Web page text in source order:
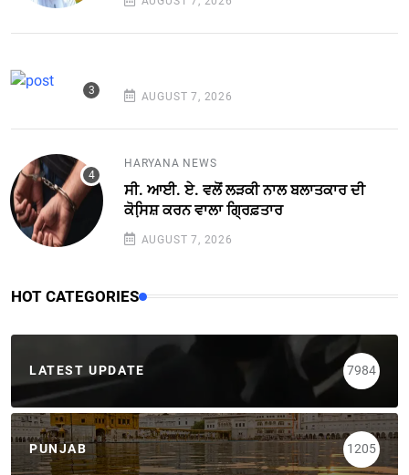
AUGUST 7, 2026
HARYANA NEWS
ਸੀ. ਆਈ. ਏ. ਵਲੋਂ ਲੜਕੀ ਨਾਲ ਬਲਾਤਕਾਰ ਦੀ
ਕੋਸਿ਼ਸ਼ ਕਰਨ ਵਾਲਾ ਗ੍ਰਿਫ਼ਤਾਰ
AUGUST 7, 2026
HOT CATEGORIES
LATEST UPDATE 7984
PUNJAB 1205